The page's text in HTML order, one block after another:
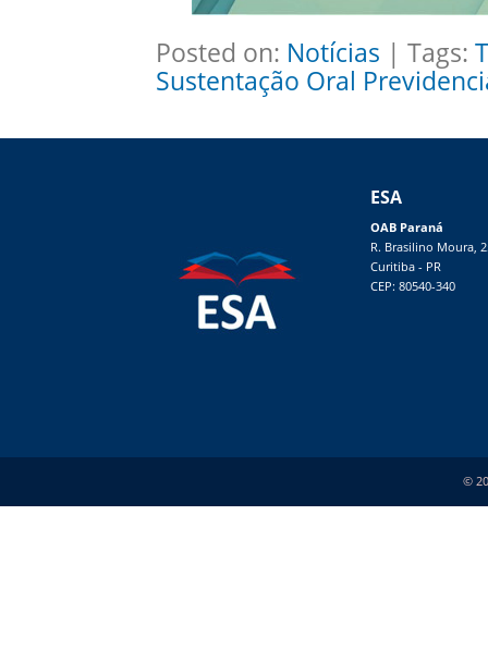
Posted on: Notícias | Tags:
Sustentação Oral
ESA
OAB Paraná
R. Brasilino Moura,
Curitiba - PR
CEP: 80540-340
©